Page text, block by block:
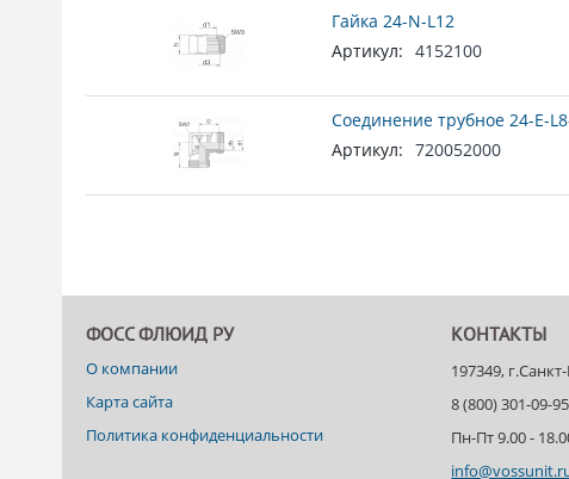
Гайка 24-N-L12
Артикул: 4152100
Соединение трубное 24-E-
Артикул: 720052000
ФОСС ФЛЮИД РУ
О компании
Карта сайта
Политика конфиденциальности
КОНТАКТЫ
197349,
8 (800) 301-09-
Пн-Пт 9.00 -